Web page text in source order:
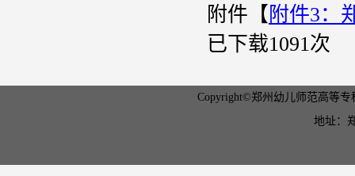
附件【 附件3：
已下载1091次
Copyright©郑州幼儿师范高等专
地址：